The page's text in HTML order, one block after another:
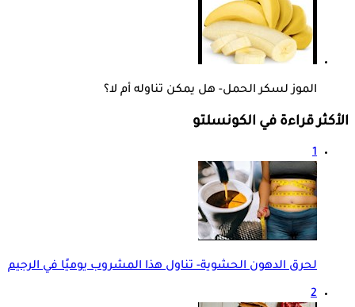
الموز لسكر الحمل- هل يمكن تناوله أم لا؟
الأكثر قراءة في الكونسلتو
1
لحرق الدهون الحشوية- تناول هذا المشروب يوميًا في الرجيم
2